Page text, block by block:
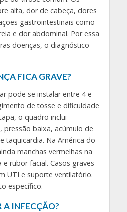
alta, dor de cabeça, dores
gastrointestinais como
e dor abdominal. Por essa
doenças, o diagnóstico
FICA GRAVE?
pode se instalar entre 4 e
de tosse e dificuldade
o quadro inclui
pressão baixa, acúmulo de
taquicardia. Na América do
manchas vermelhas na
e rubor facial. Casos graves
UTI e suporte ventilatório.
específico.
A INFECÇÃO?